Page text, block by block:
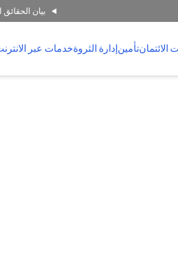
بيان الحقائق
الائتمانتأمينإدارة الثروةخدمات عبر